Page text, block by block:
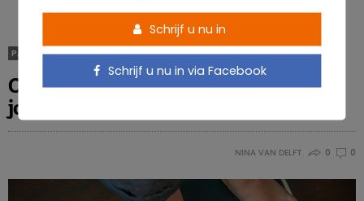
PATHOLOGIEËN OBESITAS & GEWICHTSVERLIES
Overgewicht schaadt de lever op zeer
jonge leeftijd
NINA VAN DELFT 0 0
Schrijf u nu in
Schrijf u nu in via Facebook